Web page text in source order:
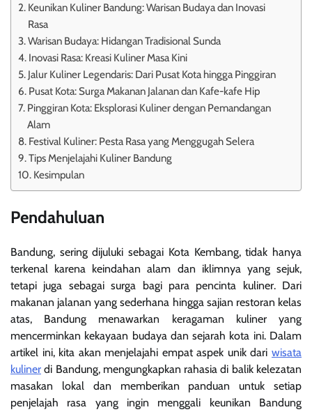
Keunikan Kuliner Bandung: Warisan Budaya dan Inovasi
Rasa
Warisan Budaya: Hidangan Tradisional Sunda
Inovasi Rasa: Kreasi Kuliner Masa Kini
Jalur Kuliner Legendaris: Dari Pusat Kota hingga Pinggiran
Pusat Kota: Surga Makanan Jalanan dan Kafe-kafe Hip
Pinggiran Kota: Eksplorasi Kuliner dengan Pemandangan
Alam
Festival Kuliner: Pesta Rasa yang Menggugah Selera
Tips Menjelajahi Kuliner Bandung
Kesimpulan
Pendahuluan
Bandung, sering dijuluki sebagai Kota Kembang, tidak hanya
terkenal karena keindahan alam dan iklimnya yang sejuk,
tetapi juga sebagai surga bagi para pencinta kuliner. Dari
makanan jalanan yang sederhana hingga sajian restoran kelas
atas, Bandung menawarkan keragaman kuliner yang
mencerminkan kekayaan budaya dan sejarah kota ini. Dalam
artikel ini, kita akan menjelajahi empat aspek unik dari wisata
kuliner di Bandung, mengungkapkan rahasia di balik kelezatan
masakan lokal dan memberikan panduan untuk setiap
penjelajah rasa yang ingin menggali keunikan Bandung